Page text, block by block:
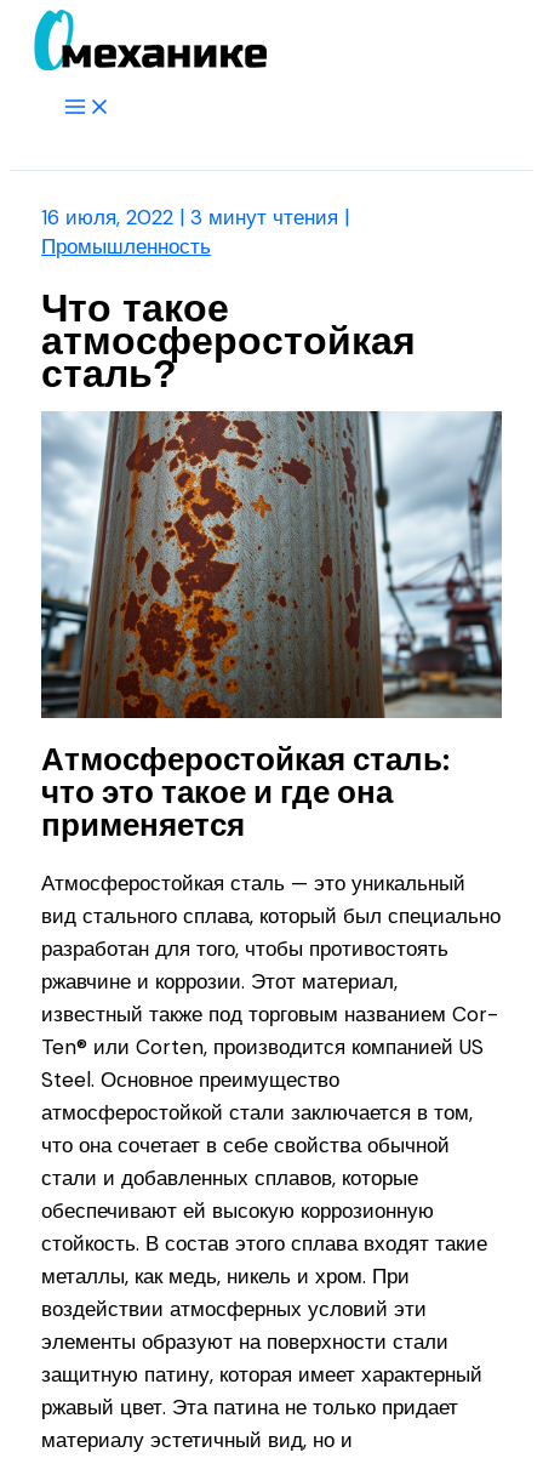
Перейти
Main
16 июля, 2022 |3 минут чтения |
Промышленность
Что такое
атмосферостойкая
сталь?
Атмосферостойкая сталь:
что это такое и где она
применяется
Атмосферостойкая сталь — это уникальный
вид стального сплава, который был специально
разработан для того, чтобы противостоять
ржавчине и коррозии. Этот материал,
известный также под торговым названием Cor-
Ten® или Corten, производится компанией US
Steel. Основное преимущество
атмосферостойкой стали заключается в том,
что она сочетает в себе свойства обычной
стали и добавленных сплавов, которые
обеспечивают ей высокую коррозионную
стойкость. В состав этого сплава входят такие
металлы, как медь, никель и хром. При
воздействии атмосферных условий эти
элементы образуют на поверхности стали
защитную патину, которая имеет характерный
ржавый цвет. Эта патина не только придает
материалу эстетичный вид, но и